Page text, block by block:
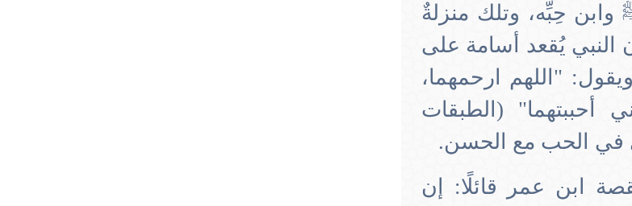
حِبِّه، وتلك منزلةٌ
النبي يُقعد أسامة على
"اللهم ارحمهما،
أحببتهما" (الطبقات
ابن عمر قائلًا: إن